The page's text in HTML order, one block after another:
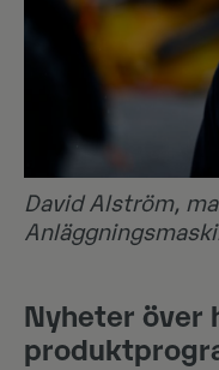
David Alström,
Nyheter över